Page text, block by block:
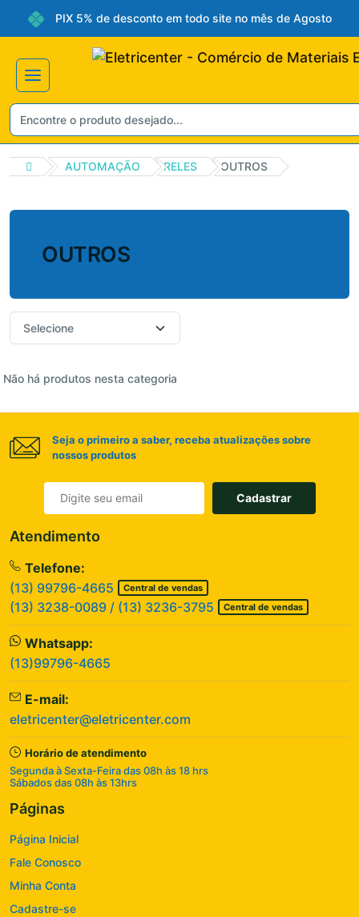
PIX 5% de desconto em todo site no mês de Agosto
AUTOMAÇÃO RELES OUTROS
OUTROS
Não há produtos nesta categoria
Seja o primeiro a saber, receba atualizações sobre
nossos produtos
Cadastrar
Atendimento
Telefone:
(13) 99796-4665
Central de vendas
(13) 3238-0089 / (13) 3236-3795 Central de vendas
Whatsapp:
(13)99796-4665
E-mail:
eletricenter@eletricenter.com
Horário de atendimento
Segunda à Sexta-Feira das 08h às 18 hrs
Sábados das 08h às 13hrs
Páginas
Página Inicial
Fale Conosco
Minha Conta
Cadastre-se